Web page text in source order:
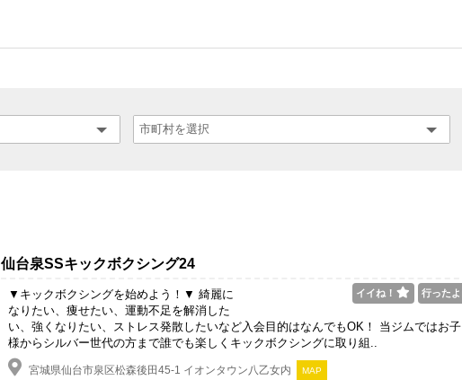
仙台泉SSキックボクシング24
イイね！ 行ったよ
▼キックボクシングを始めよう！▼ 綺麗に
なりたい、痩せたい、運動不足を解消した
い、強くなりたい、ストレス発散したいなど入会目的はなんでもOK！ 当ジムではお子
様からシルバー世代の方まで誰でも楽しくキックボクシングに取り組..
宮城県仙台市泉区松森後田45-1 イオンタウン八乙女内 MAP